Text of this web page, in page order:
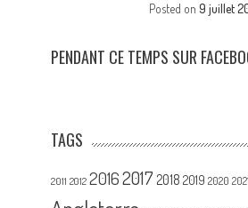
Posted on9 juillet
PENDANT CE TEMPS SUR
TAGS
2011 2012 20162017 2018 2019 2020 2021